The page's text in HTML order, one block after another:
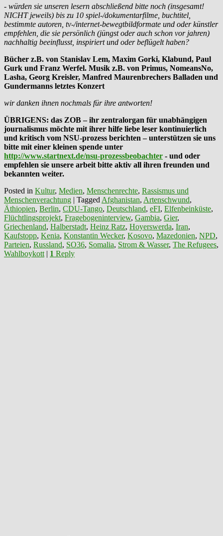
- würden sie unseren lesern abschließend bitte noch (insgesamt!
NICHT jeweils) bis zu 10 spiel-/dokumentarfilme, buchtitel,
bestimmte autoren, tv-/internet-bewegtbildformate und oder künstler
empfehlen, die sie persönlich (jüngst oder auch schon vor jahren)
nachhaltig beeinflusst, inspiriert und oder beflügelt haben?
Bücher z.B. von Stanislav Lem, Maxim Gorki, Klabund, Paul
Gurk und Franz Werfel. Musik z.B. von Primus, NomeansNo,
Lasha, Georg Kreisler, Manfred Maurenbrechers Balladen und
Gundermanns letztes Konzert
wir danken ihnen nochmals für ihre antworten!
ÜBRIGENS: das ZOB – ihr zentralorgan für unabhängigen
journalismus möchte mit ihrer hilfe liebe leser kontinuierlich
und kritisch vom NSU-prozess berichten – unterstützen sie uns
bitte mit einer kleinen spende unter
http://www.startnext.de/nsu-prozessbeobachter - und oder
empfehlen sie unsere arbeit bitte aktiv all ihren freunden und
bekannten weiter.
Posted in Kultur, Medien, Menschenrechte, Rassismus und
Menschenverachtung | Tagged Afghanistan, Artenschwund,
Äthiopien, Berlin, CDU-Tango, Deutschland, eFI, Elfenbeinküste,
Flüchtlingsprojekt, Fragebogeninterview, Gambia, Gier,
Griechenland, Halberstadt, Heinz Ratz, Hoyerswerda, Iran,
Kaufstopp, Kenia, Konstantin Wecker, Kosovo, Mazedonien, NPD,
Parteien, Russland, SO36, Somalia, Strom & Wasser, The Refugees,
Wahlboykott | 1 Reply